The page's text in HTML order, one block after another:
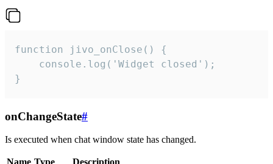
function jivo_onClose() {
    console.log('Widget closed');
}
onChangeState#
Is executed when chat window state has changed.